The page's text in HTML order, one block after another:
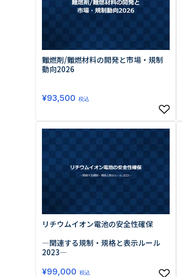
難燃剤/難燃材料の開発と市場・規制
動向2026
¥93,500 税込
リチウムイオン電池の安全性確保
―関連する規制・規格と表示ルール
2023―
¥99,000 税込